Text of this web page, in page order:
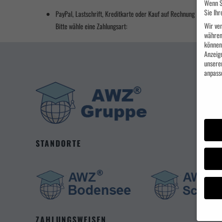
PayPal, Lastschrift, Kreditkarte oder Kauf auf Rechnung (wenn
Bitte wähle eine Zahlungsart:
STANDORTE
Wenn
Sie
Wir